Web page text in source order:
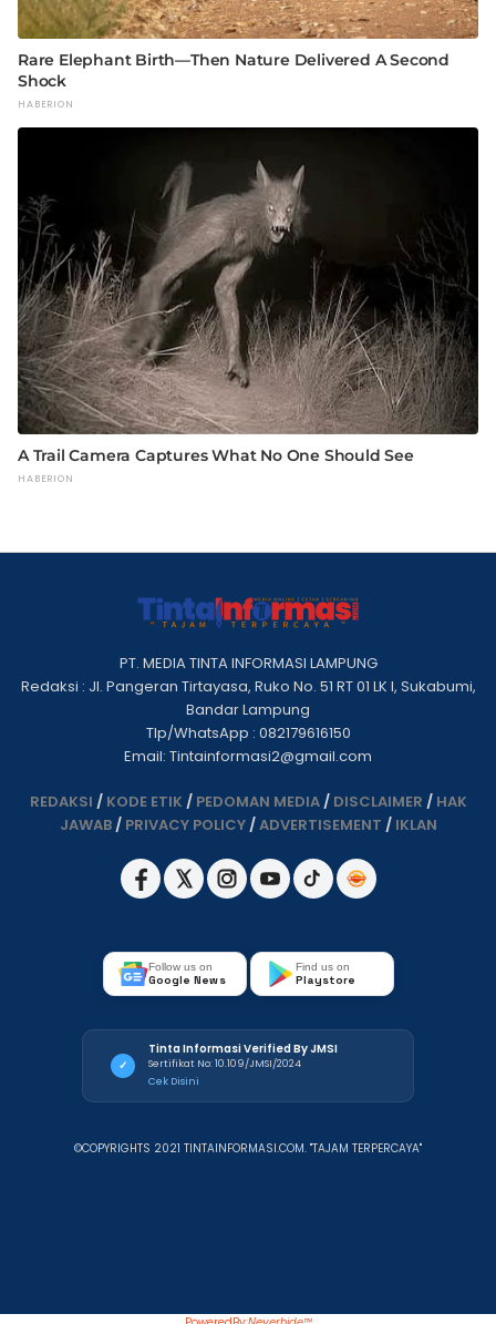
PT. MEDIA TINTA INFORMASI LAMPUNG
Redaksi : Jl. Pangeran Tirtayasa, Ruko No. 51 RT 01 LK I, Sukabumi,
Bandar Lampung
Tlp/WhatsApp : 082179616150
Email: Tintainformasi2@gmail.com
REDAKSI / KODE ETIK / PEDOMAN MEDIA/ DISCLAIMER / HAK
JAWAB/ PRIVACY POLICY/ADVERTISEMENT / IKLAN
Follow us on
Google News
Find us on
Playstore
✓
Tinta Informasi Verified By JMSI
Sertifikat No: 10.109/JMSI/2024
Cek Disini
©COPYRIGHTS 2021 TINTAINFORMASI.COM. "TAJAM TERPERCAYA"